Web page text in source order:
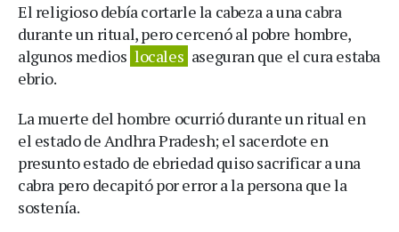
El religioso debía cortarle la cabeza a una cabra
durante un ritual, pero cercenó al pobre hombre,
algunos medios locales aseguran que el cura estaba
ebrio.
La muerte del hombre ocurrió durante un ritual en
el estado de Andhra Pradesh; el sacerdote en
presunto estado de ebriedad quiso sacrificar a una
cabra pero decapitó por error a la persona que la
sostenía.